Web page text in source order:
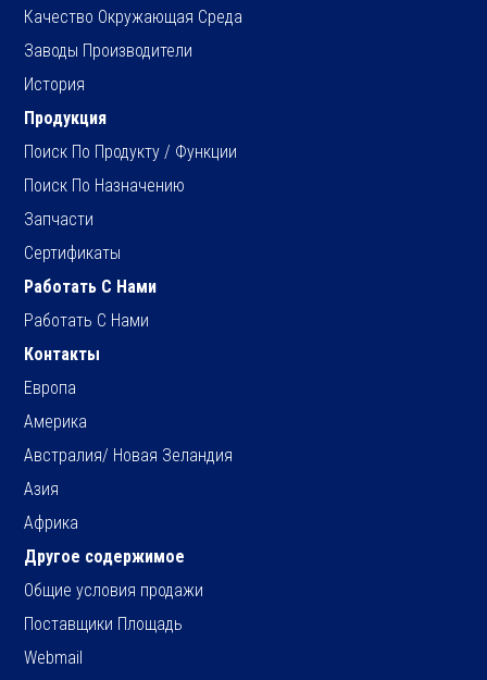
Качество Окружающая Среда
Заводы Производители
История
Продукция
Поиск По Продукту / Функции
Поиск По Назначению
Запчасти
Сертификаты
Работать С Нами
Работать С Нами
Контакты
Европа
Америка
Австралия/ Новая Зеландия
Азия
Африка
Другое содержимое
Общие условия продажи
Поставщики Площадь
Webmail